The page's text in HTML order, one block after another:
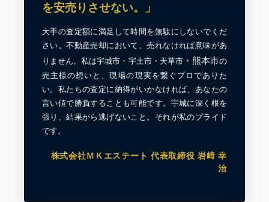
を安売りさせない。」
大手の査定額に満足して時間を無駄にしないでくだ
さい。不動産売却において、売れなければ意味があ
りません。私は宇城市・宇土市・天草市・ 熊本市の
売主様の想いと、現場の現実を繋ぐプロでありた
い。私たちの査定に納得がいかなければ、あなたの
言い値で勝負することも可能です。宇城に深く根を
張り、結果から逃げないこと。それが私のプライド
です。
株式会社ＭＫエステート 代表取締役 岩﨑 幸
治